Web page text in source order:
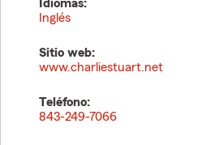
Idiomas:
Inglés
Sitio web:
www.charliestuart.net
Teléfono:
843-249-7066